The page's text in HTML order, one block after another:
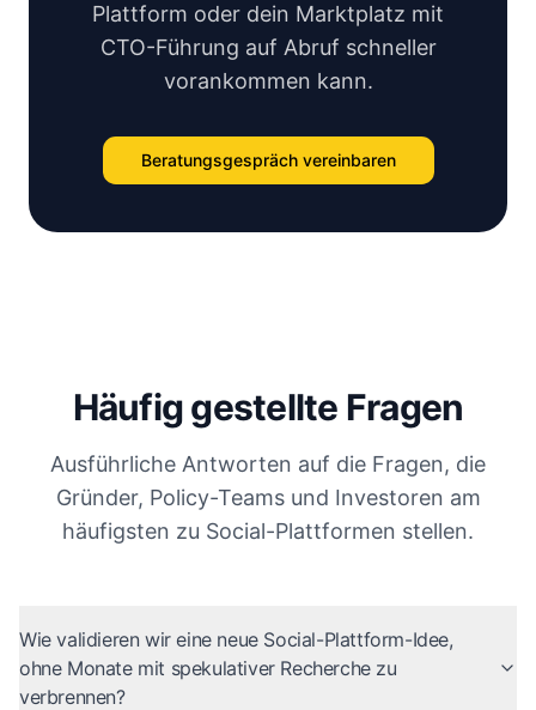
Plattform oder dein Marktplatz mit
CTO-Führung auf Abruf schneller
vorankommen kann.
Beratungsgespräch vereinbaren
Häufig gestellte Fragen
Ausführliche Antworten auf die Fragen, die
Gründer, Policy-Teams und Investoren am
häufigsten zu Social-Plattformen stellen.
Wie validieren wir eine neue Social-Plattform-Idee,
ohne Monate mit spekulativer Recherche zu
verbrennen?